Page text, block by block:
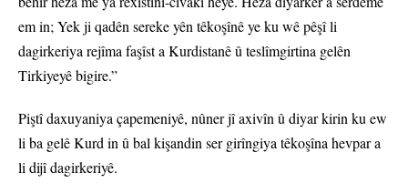
em in; Yek ji qadên sereke yên têkoşînê ye ku wê pêşî li
dagirkeriya rejîma faşîst a Kurdistanê û teslîmgirtina gelên
Tirkiyeyê bigire.”
Piştî daxuyaniya çapemeniyê, nûner jî axivîn û diyar kirin ku ew
li ba gelê Kurd in û bal kişandin ser girîngiya têkoşîna hevpar a
li dijî dagirkeriyê.